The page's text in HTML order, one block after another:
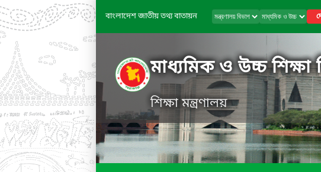
বাংলাদেশ জাতীয় তথ্য বাতায়ন
মাধ্যমিক ও উচ্চ শিক্ষা
শিক্ষা মন্ত্রণালয়